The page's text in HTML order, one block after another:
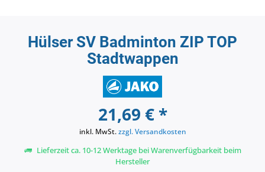
Hülser SV Badminton ZIP TOP
Stadtwappen
21,69 € *
inkl. MwSt.zzgl. Versandkosten
Lieferzeit ca. 10-12 Werktage bei Warenverfügbarkeit beim
Hersteller